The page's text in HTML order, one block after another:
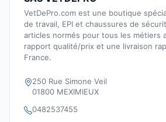
VetDePro.com est une boutique
de travail, EPI et chaussures de
articles normés pour tous les métiers
rapport qualité/prix et une livraison
France.
250 Rue Simone Veil
01800 MEXIMIEUX
0482537455